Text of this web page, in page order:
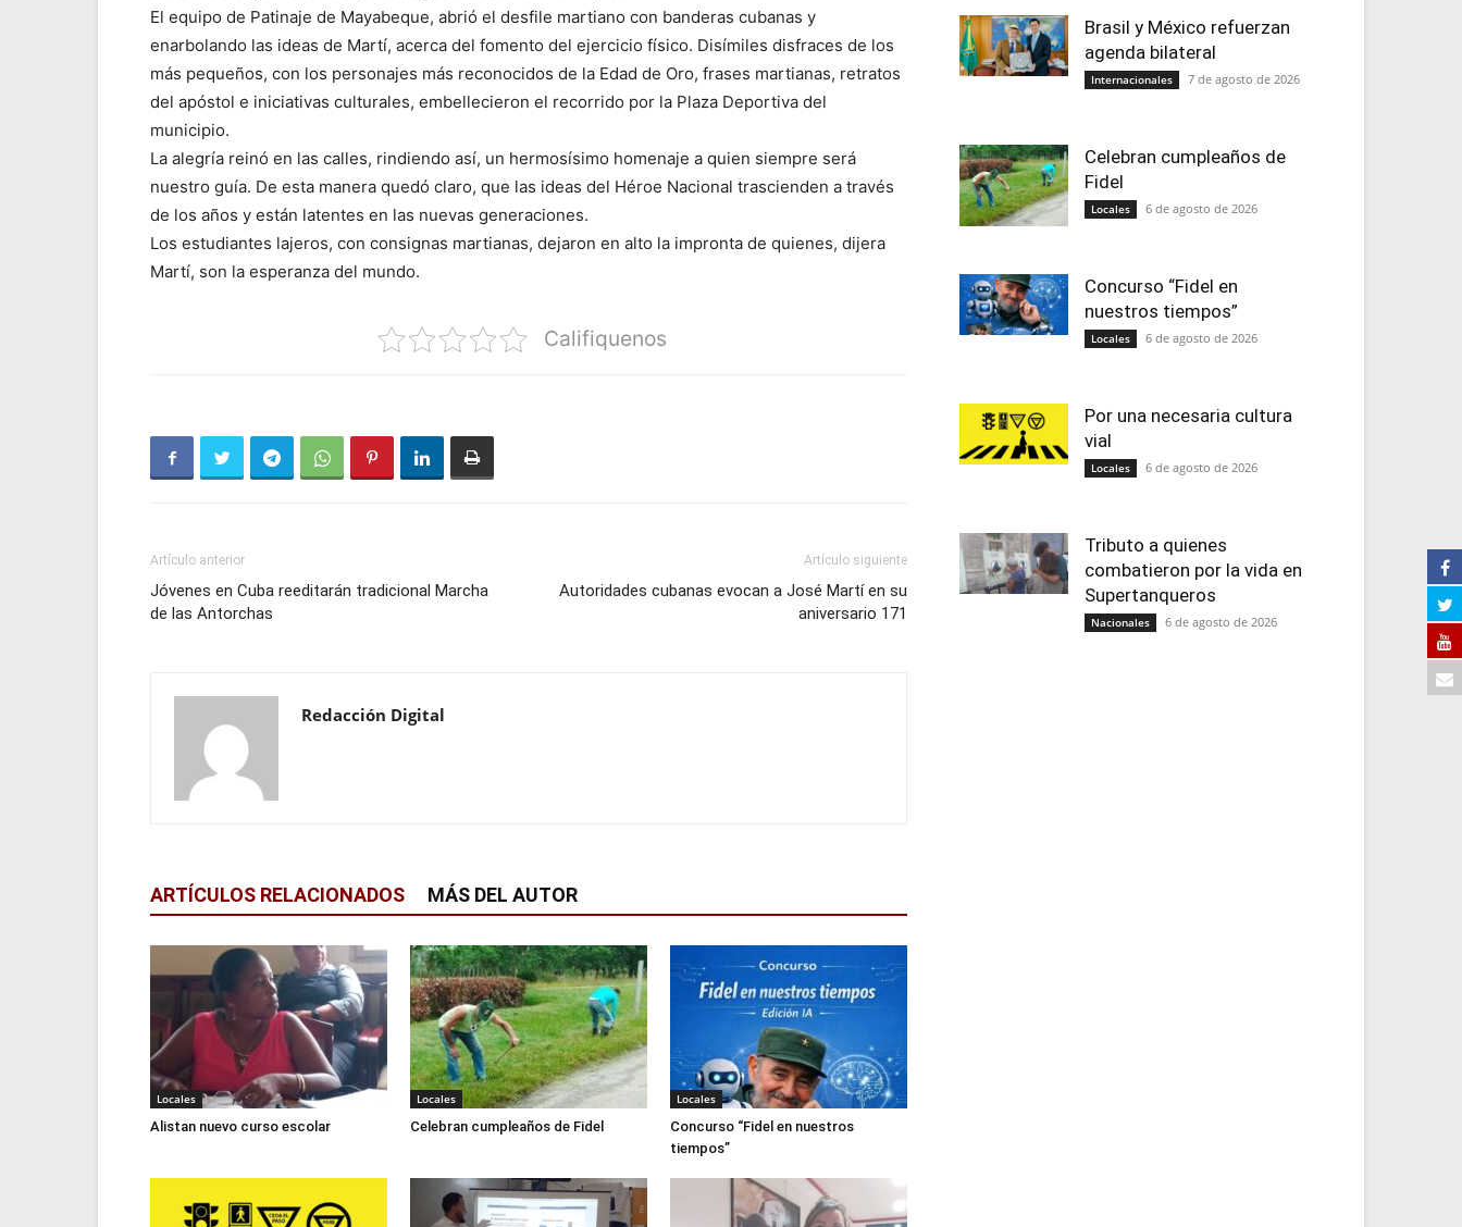
El equipo de Patinaje de Mayabeque, abrió el desfile martiano con banderas cubanas y
enarbolando las ideas de Martí, acerca del fomento del ejercicio físico. Disímiles disfraces de los
más pequeños, con los personajes más reconocidos de la Edad de Oro, frases martianas, retratos
del apóstol e iniciativas culturales, embellecieron el recorrido por la Plaza Deportiva del
municipio.
La alegría reinó en las calles, rindiendo así, un hermosísimo homenaje a quien siempre será
nuestro guía. De esta manera quedó claro, que las ideas del Héroe Nacional trascienden a través
de los años y están latentes en las nuevas generaciones.
Los estudiantes lajeros, con consignas martianas, dejaron en alto la impronta de quienes, dijera
Martí, son la esperanza del mundo.
Califiquenos
Artículo anterior
Jóvenes en Cuba reeditarán tradicional Marcha
de las Antorchas
Artículo siguiente
Autoridades cubanas evocan a José Martí en su
aniversario 171
Redacción Digital
ARTÍCULOS RELACIONADOS MÁS DEL AUTOR
Locales
Alistan nuevo curso escolar
Locales
Celebran cumpleaños de Fidel
Locales
Concurso “Fidel en nuestros
tiempos”
Brasil y México refuerzan
agenda bilateral
Internacionales 7 de agosto de 2026
Celebran cumpleaños de
Fidel
Locales 6 de agosto de 2026
Concurso “Fidel en
nuestros tiempos”
Locales 6 de agosto de 2026
Por una necesaria cultura
vial
Locales 6 de agosto de 2026
Tributo a quienes
combatieron por la vida en
Supertanqueros
Nacionales 6 de agosto de 2026